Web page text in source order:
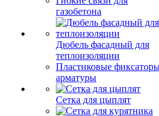
газобетона
Дюбель фасадный для
теплоизоляции
Пластиковые
арматуры
Сетка для цыплят